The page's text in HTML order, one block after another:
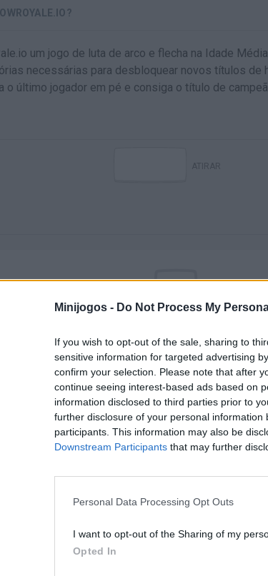
Minijogos - Do Not Process My
If you wish to opt-out of the sale, sharing to
sensitive information for targeted advertising
confirm your selection. Please note that after
continue seeing interest-based ads based on
information disclosed to third parties prior to
further disclosure of your personal information
participants. This information may also be
Downstream Participants that may further
Personal Data Processing Opt Outs
I want to opt-out of the Sharing of my
Opted In
um jogo de luta de arco e flecha na Idade
necessárias para desbloquear novos títulos de
o último jogador em pé e consiga o título de
JOGOS DE MULTIJOGADOR